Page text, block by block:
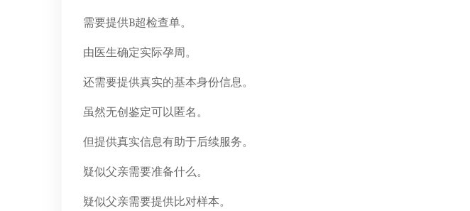
需要提供B超检查单。
由医生确定实际孕周。
还需要提供真实的基本身份信息。
虽然无创鉴定可以匿名。
但提供真实信息有助于后续服务。
疑似父亲需要准备什么。
疑似父亲需要提供比对样本。